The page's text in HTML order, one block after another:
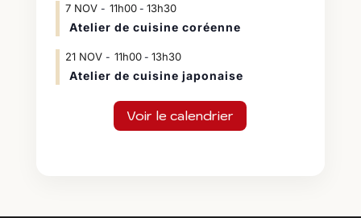
7 NOV 11h00- 13h30
Atelier de cuisine coréenne
21 NOV 11h00- 13h30
Atelier de cuisine japonaise
Voir le calendrier